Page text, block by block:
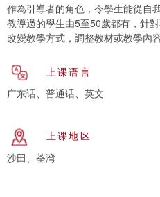
作為引導者的角色，令學生能從自
教導過的學生由5至50歲都有，針
改變教學方式，調整教材或教學內
上课语言
广东话、普通话、英文
上课地区
沙田、荃湾